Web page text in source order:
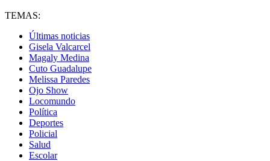
TEMAS:
Últimas noticias
Gisela Valcarcel
Magaly Medina
Cuto Guadalupe
Melissa Paredes
Ojo Show
Locomundo
Política
Deportes
Policial
Salud
Escolar